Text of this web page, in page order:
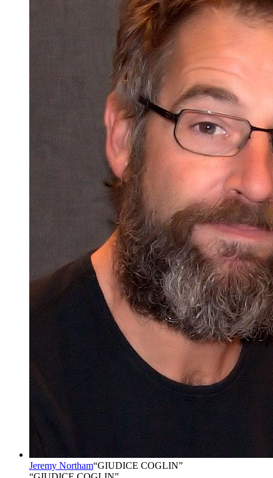
Jeremy Northam“GIUDICE COGLIN”